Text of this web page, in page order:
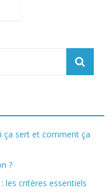
ça sert et comment ça
?
les critères essentiels